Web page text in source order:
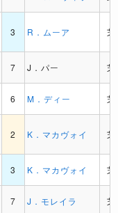
3 R．ムーア 芝
7 J．パー 芝
6 M．ディー 芝
2 K．マカヴォイ 芝
3 K．マカヴォイ 芝
7 J．モレイラ 芝